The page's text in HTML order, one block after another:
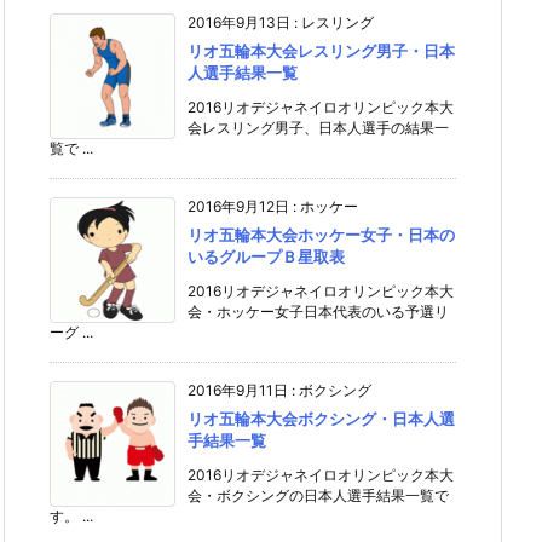
2016年9月13日 : レスリング
リオ五輪本大会レスリング男子・日本
人選手結果一覧
2016リオデジャネイロオリンピック本大
会レスリング男子、日本人選手の結果一
覧で ...
2016年9月12日 : ホッケー
リオ五輪本大会ホッケー女子・日本の
いるグループＢ星取表
2016リオデジャネイロオリンピック本大
会・ホッケー女子日本代表のいる予選リ
ーグ ...
2016年9月11日 : ボクシング
リオ五輪本大会ボクシング・日本人選
手結果一覧
2016リオデジャネイロオリンピック本大
会・ボクシングの日本人選手結果一覧で
す。 ...